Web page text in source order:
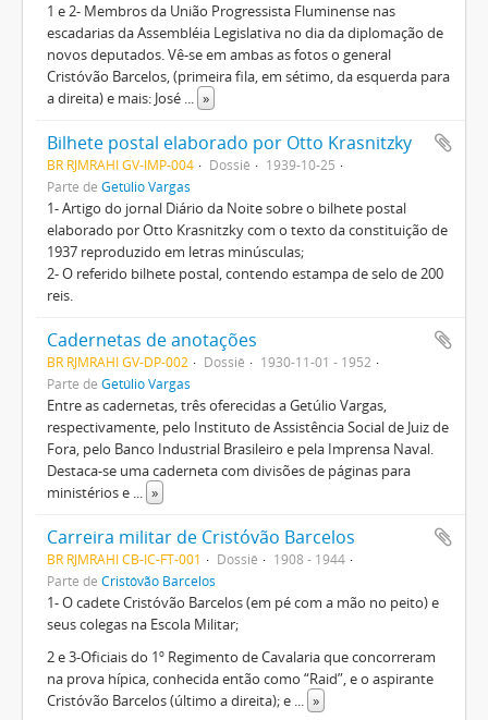
1 e 2- Membros da União Progressista Fluminense nas
escadarias da Assembléia Legislativa no dia da diplomação de
novos deputados. Vê-se em ambas as fotos o general
Cristóvão Barcelos, (primeira fila, em sétimo, da esquerda para
a direita) e mais: José ... »
Bilhete postal elaborado por Otto Krasnitzky
BR RJMRAHI GV-IMP-004 Dossiê
1939-10-25
Parte de Getúlio Vargas
1- Artigo do jornal Diário da Noite sobre o bilhete postal
elaborado por Otto Krasnitzky com o texto da constituição de
1937 reproduzido em letras minúsculas;
2- O referido bilhete postal, contendo estampa de selo de 200
reis.
Cadernetas de anotações
BR RJMRAHI GV-DP-002 Dossiê
1930-11-01 - 1952
Parte de Getúlio Vargas
Entre as cadernetas, três oferecidas a Getúlio Vargas,
respectivamente, pelo Instituto de Assistência Social de Juiz de
Fora, pelo Banco Industrial Brasileiro e pela Imprensa Naval.
Destaca-se uma caderneta com divisões de páginas para
ministérios e ... »
Carreira militar de Cristóvão Barcelos
BR RJMRAHI CB-IC-FT-001 Dossiê
1908 - 1944
Parte de Cristóvão Barcelos
1- O cadete Cristóvão Barcelos (em pé com a mão no peito) e
seus colegas na Escola Militar;
2 e 3-Oficiais do 1º Regimento de Cavalaria que concorreram
na prova hípica, conhecida então como “Raid”, e o aspirante
Cristóvão Barcelos (último a direita); e ... »